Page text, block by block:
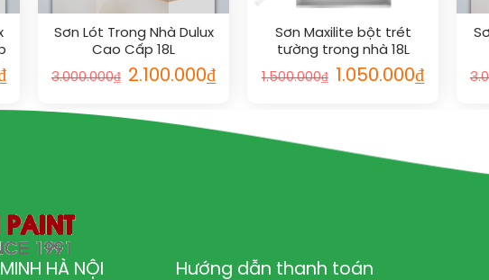
Sơn Lót Trong Nhà Dulux
Cao Cấp 18L
3.000.000₫ 2.100.000₫
Sơn Maxilite bột trét
tường trong nhà 18L
1.500.000₫ 1.050.000₫
HÀ NỘI Hướng dẫn thanh toán